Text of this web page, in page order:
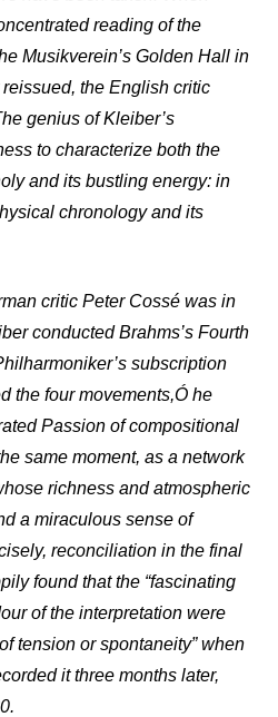
reading of the
Musikverein’s Golden Hall in
the English critic
genius of Kleiber’s
to characterize both the
and its bustling energy: in
chronology and its
critic Peter Cossé was in
conducted Brahms’s Fourth
subscription
the four movements,Ó he
Passion of compositional
same moment, as a network
richness and atmospheric
a miraculous sense of
reconciliation in the final
found that the “fascinating
of the interpretation were
tension or spontaneity” when
it three months later,